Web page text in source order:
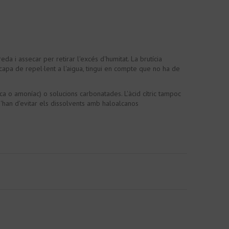
i assecar per retirar l'excés d'humitat. La brutícia
de repel·lent a l'aigua, tingui en compte que no ha de
o amoníac) o solucions carbonatades. L'àcid cítric tampoc
d'evitar els dissolvents amb haloalcanos